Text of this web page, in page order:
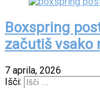
Boxspring
začutiš vsako
7 aprila, 2026
Išči: